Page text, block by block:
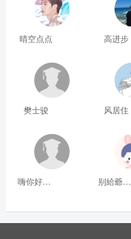
晴空点点 高进步
樊士骏 风居住
嗨你好8mm 别給爺装纯